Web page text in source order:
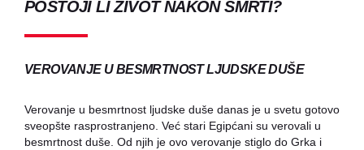
POSTOJI LI ŽIVOT NAKON SMRTI?
VEROVANJE U BESMRTNOST LJUDSKE DUŠE
Verovanje u besmrtnost ljudske duše danas je u svetu gotovo
sveopšte rasprostranjeno. Već stari Egipćani su verovali u
besmrtnost duše. Od njih je ovo verovanje stiglo do Grka i